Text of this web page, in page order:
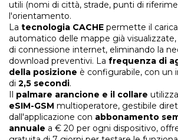
utili (nomi di città, strade, punti di
l'orientamento.
La tecnologia CACHE permette il
automatico delle mappe già visualizzate,
di connessione internet, eliminando la
download preventivi. La frequenza di
della posizione è configurabile, con un
di 2,5 secondi.
Il palmare arancione e il collare
eSIM-GSM multioperatore, gestibile
dall'applicazione con abbonamento
annuale a € 20 per ogni dispositivo,